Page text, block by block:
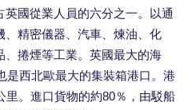
國從業人員的六分之一。以通
、精密儀器、汽車、煉油、化
捲煙等工業。英國最大的海
是西北歐最大的集裝箱港口。港
里。進口貨物的約80％，由駁船